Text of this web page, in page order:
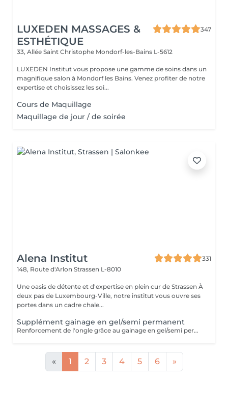
LUXEDEN MASSAGES &
ESTHÉTIQUE
347
33, Allée Saint Christophe Mondorf-les-Bains L-5612
LUXEDEN Institut vous propose une gamme de soins dans un
magnifique salon à Mondorf les Bains. Venez profiter de notre
expertise et choisissez les soi...
Cours de Maquillage
Maquillage de jour / de soirée
Alena Institut
331
148, Route d'Arlon Strassen L-8010
Une oasis de détente et d'expertise en plein cur de Strassen À
deux pas de Luxembourg-Ville, notre institut vous ouvre ses
portes dans un cadre chale...
Supplément gainage en gel/semi permanent
Renforcement de l'ongle grâce au gainage en gel/semi permanent, permettant une tenue de 4 semaines .
« 1 2 3 4 5 6 »